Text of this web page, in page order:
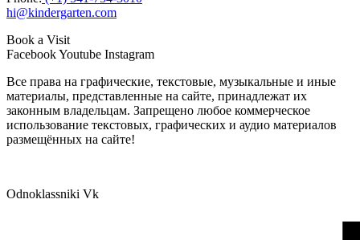
hi@kindergarten.com
Book a Visit
FacebookYoutube Instagram
Все права на графические, текстовые, музыкальные и иные
материалы, представленные на сайте, принадлежат их
законным владельцам. Запрещено любое коммерческое
использование текстовых, графических и аудио материалов
размещённых на сайте!
Odnoklassniki Vk